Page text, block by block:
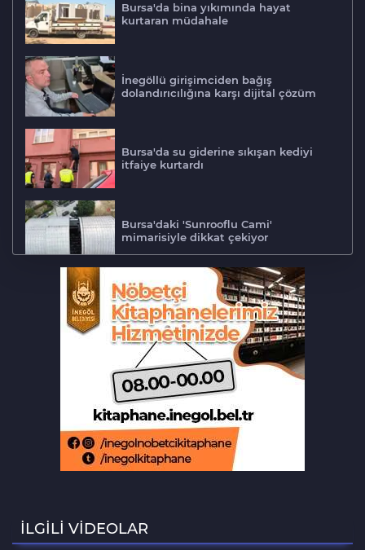
Bursa'da bina yıkımında hayat
kurtaran müdahale
İnegöllü girişimciden bağış
dolandırıcılığına karşı dijital çözüm
Bursa'da su giderine sıkışan kediyi
itfaiye kurtardı
Bursa'daki 'Sunrooflu Cami'
mimarisiyle dikkat çekiyor
Adalet Komisyonu'nda gerginlik
Bursa'da barakaya sıçrayan yangın
ekipleri harekete geçirdi
Aslı Hünel’den Bursa'da müzik
ziyafeti
binicilik merkezi oluyor
İLGİLİ VİDEOLAR